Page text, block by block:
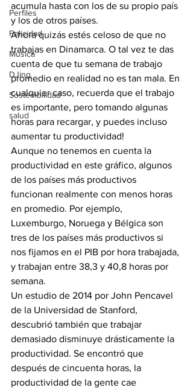
Perfiles
Felicidad
Música
DJing
Sostenibilidad
salud
acumula hasta con los de su propio país
y los de otros países.
Ahora quizás estés celoso de que no
trabajas en Dinamarca. O tal vez te das
cuenta de que tu semana de trabajo
promedio en realidad no es tan mala. En
cualquier caso, recuerda que el trabajo
es importante, pero tomando algunas
horas para recargar, y puedes incluso
aumentar tu productividad!
Aunque no tenemos en cuenta la
productividad en este gráfico, algunos
de los países más productivos
funcionan realmente con menos horas
en promedio. Por ejemplo,
Luxemburgo, Noruega y Bélgica son
tres de los países más productivos si
nos fijamos en el PIB por hora trabajada,
y trabajan entre 38,3 y 40,8 horas por
semana.
Un estudio de 2014 por John Pencavel
de la Universidad de Stanford,
descubrió también que trabajar
demasiado disminuye drásticamente la
productividad. Se encontró que
después de cincuenta horas, la
productividad de la gente cae